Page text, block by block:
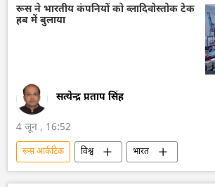
शंघाई सहयोग संगठन (SCO)
यूरेशियन आर्थिक संघ
सेंट पीटर्सबर्ग अंतर्राष्ट्रीय आर्थिक मंच (SPIEF)
रूस ने भारतीय कंपनियों को व्लादिवोस्तोक टेक
हब में बुलाया
सत्येन्द्र प्रताप सिंह
4 जून , 16:52
रूस आर्कटिक विश्व
भारत
भारत का विकास
रूस
सुदूर पूर्व